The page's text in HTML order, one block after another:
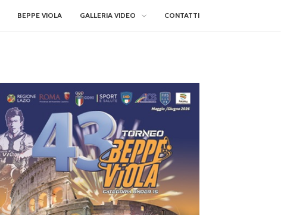
BEPPE VIOLA GALLERIA VIDEO CONTATTI